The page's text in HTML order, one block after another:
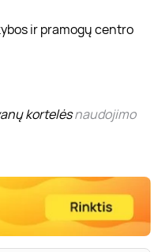
ir pramogų centro
kortelėsnaudojimo